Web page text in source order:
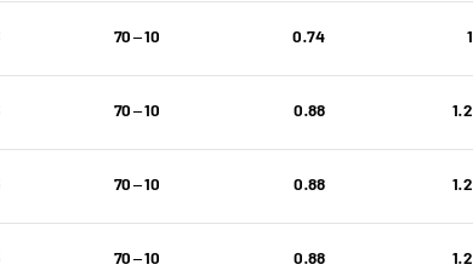
1
0.74
10 – 70
1.2
0.88
10 – 70
1.2
0.88
10 – 70
1.2
0.88
10 – 70